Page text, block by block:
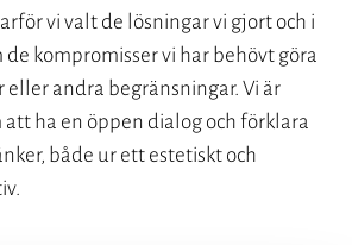
vi valt de lösningar vi gjort och i
de kompromisser vi har behövt göra
eller andra begränsningar. Vi är
ha en öppen dialog och förklara
både ur ett estetiskt och